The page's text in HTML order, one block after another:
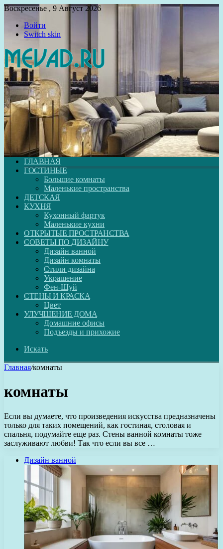
Воскресенье , 9 Август 2026
Войти
Switch skin
ГЛАВНАЯ
ГОСТИНЫЕ
Большие комнаты
Маленькие пространства
ДЕТСКАЯ
КУХНЯ
Кухонный фартук
Маленькие кухни
ОТКРЫТЫЕ ПРОСТРАНСТВА
СОВЕТЫ ПО ДИЗАЙНУ
Дизайн ванной
Дизайн комнаты
Стили дизайна
Украшение
Фен-Шуй
СТЕНЫ И КРАСКА
Цвет
УЛУЧШЕНИЕ ДОМА
Домашние офисы
Подъезды и прихожие
Искать
Главная/комнаты
комнаты
Если вы думаете, что произведения искусства предназначены
только для таких помещений, как гостиная, столовая и
спальня, подумайте еще раз. Стены ванной комнаты тоже
заслуживают любви! Так что если вы все …
Дизайн ванной